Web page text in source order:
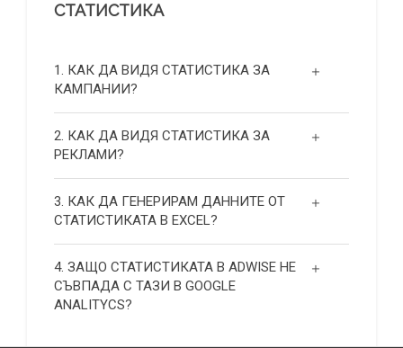
СТАТИСТИКА
1. КАК ДА ВИДЯ СТАТИСТИКА ЗА
КАМПАНИИ?
2. КАК ДА ВИДЯ СТАТИСТИКА ЗА
РЕКЛАМИ?
3. КАК ДА ГЕНЕРИРАМ ДАННИТЕ ОТ
СТАТИСТИКАТА В EXCEL?
4. ЗАЩО СТАТИСТИКАТА В ADWISE НЕ
СЪВПАДА С ТАЗИ В GOOGLE
ANALITYCS?